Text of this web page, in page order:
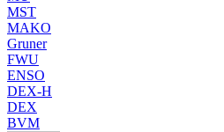
MST
MAKO
Gruner
FWU
ENSO
DEX-H
DEX
BVM